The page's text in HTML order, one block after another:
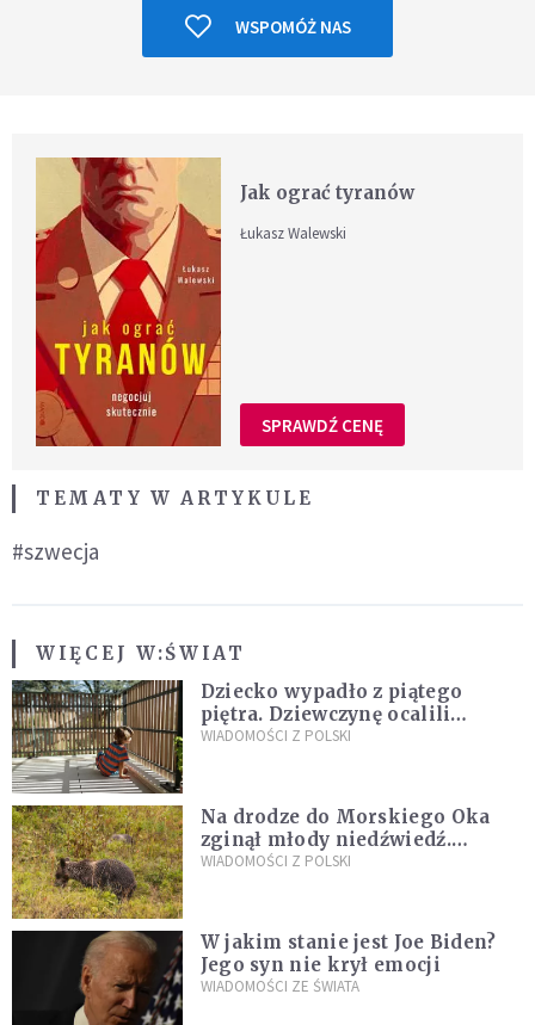
WSPOMÓŻ NAS
Jak ograć tyranów
Łukasz Walewski
SPRAWDŹ CENĘ
TEMATY W ARTYKULE
#szwecja
WIĘCEJ W:ŚWIAT
Dziecko wypadło z piątego
piętra. Dziewczynę ocalili
sąsiedzi
WIADOMOŚCI Z POLSKI
Na drodze do Morskiego Oka
zginął młody niedźwiedź.
Sprawę bada Policja i TPN
WIADOMOŚCI Z POLSKI
W jakim stanie jest Joe Biden?
Jego syn nie krył emocji
WIADOMOŚCI ZE ŚWIATA